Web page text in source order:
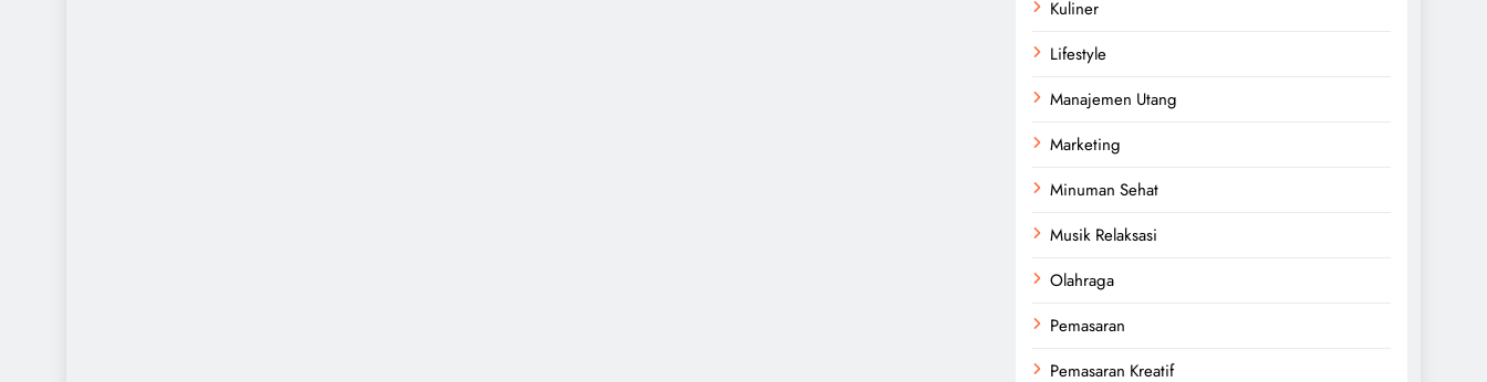
Kuliner
Lifestyle
Manajemen Utang
Marketing
Minuman Sehat
Musik Relaksasi
Olahraga
Pemasaran
Pemasaran Kreatif